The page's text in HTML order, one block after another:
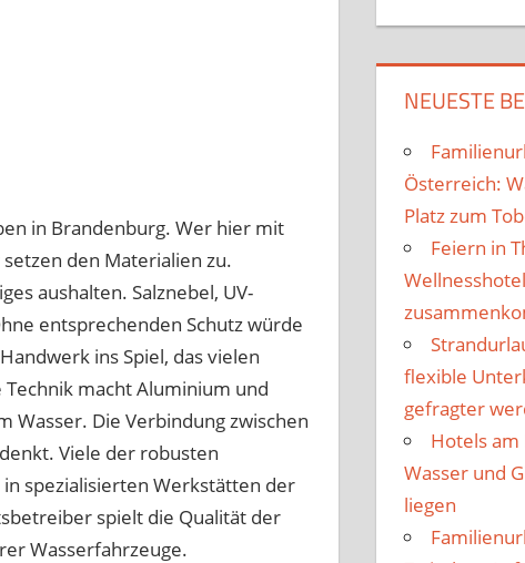
in Brandenburg. Wer hier mit
den Materialien zu.
aushalten. Salznebel, UV-
entsprechenden Schutz würde
ins Spiel, das vielen
macht Aluminium und
Wasser. Die Verbindung zwischen
Viele der robusten
spezialisierten Werkstätten der
spielt die Qualität der
Wasserfahrzeuge.
NEUESTE
Österreich:
Platz zum
Feiern in
flexible
gefragter
Hotels am
Wasser und
liegen